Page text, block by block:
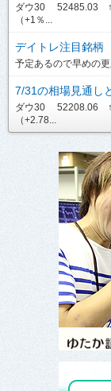
ダウ30 52485.03
（+1％...
デイトレ注目銘柄
予定あるので早めの
7/31の相場見通し
ダウ30 52208.06
（+2.78...